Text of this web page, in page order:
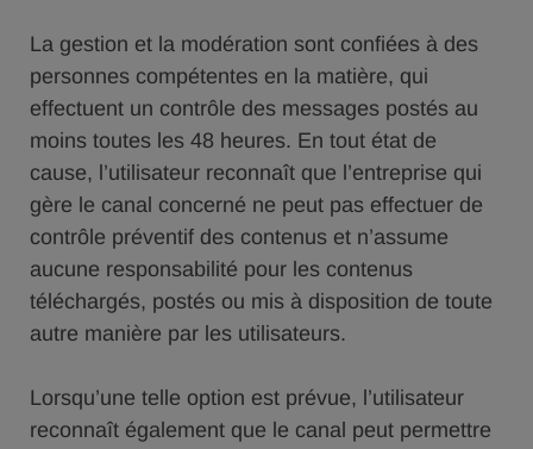
La gestion et la modération sont confiées à des
personnes compétentes en la matière, qui
effectuent un contrôle des messages postés au
moins toutes les 48 heures. En tout état de
cause, l’utilisateur reconnaît que l’entreprise qui
gère le canal concerné ne peut pas effectuer de
contrôle préventif des contenus et n’assume
aucune responsabilité pour les contenus
téléchargés, postés ou mis à disposition de toute
autre manière par les utilisateurs.
Lorsqu’une telle option est prévue, l’utilisateur
reconnaît également que le canal peut permettre